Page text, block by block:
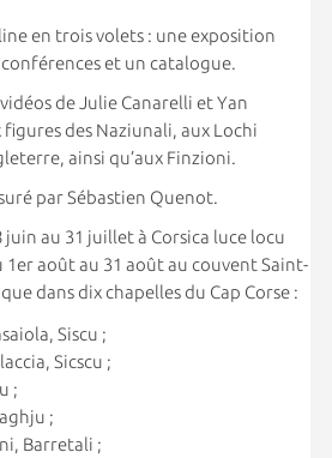
en trois volets : une exposition
et un catalogue.
de Julie Canarelli et Yan
figures des Naziunali, aux Lochi
ainsi qu’aux Finzioni.
par Sébastien Quenot.
juin au 31 juillet à Corsica luce locu
1er août au 31 août au couvent Saint-
dans dix chapelles du Cap Corse :
Siscu ;
Sicscu ;
;
;
Barretali ;